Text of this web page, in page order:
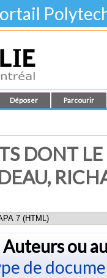
Déposer Parcourir
DONT
Auteurs ou
de